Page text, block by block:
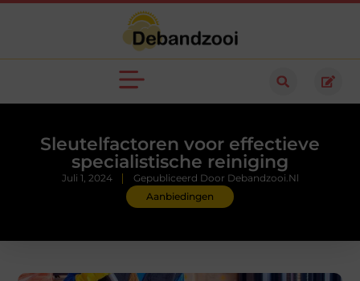
Sleutelfactoren voor effectieve
specialistische reiniging
Aanbiedingen
Juli 1, 2024 Gepubliceerd Door Debandzooi.nl